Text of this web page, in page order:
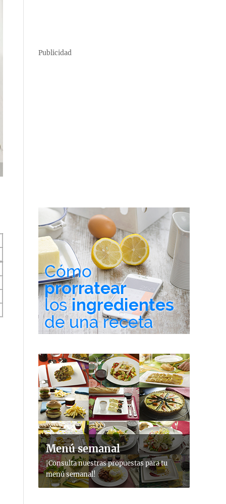
Publicidad
Menú semanal
¡Consulta nuestras propuestas para tu
menú semanal!